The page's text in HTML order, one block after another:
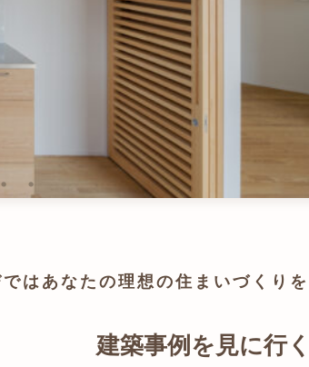
は あなたの理想の住まいづくりを
建築事例を見に行く